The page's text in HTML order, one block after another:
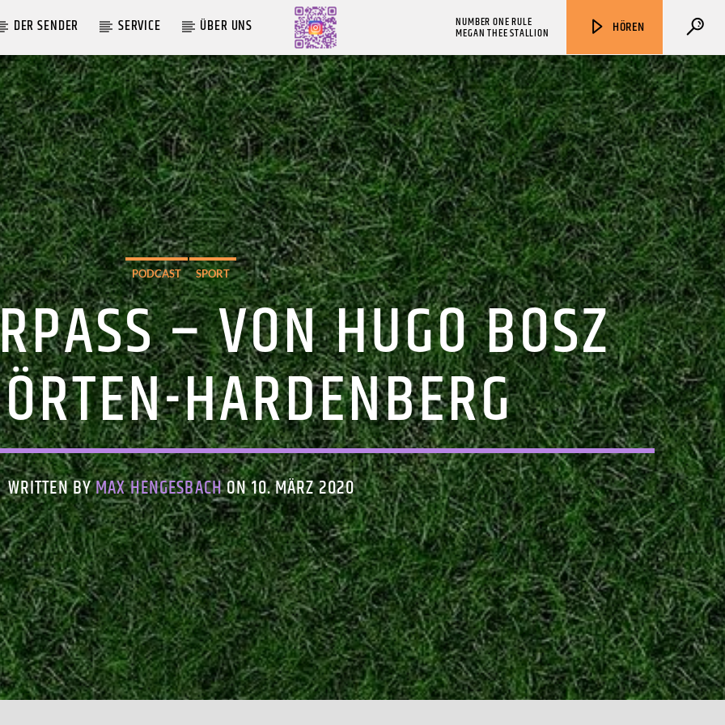
DER SENDER SERVICE ÜBER UNS HÖREN
NUMBER ONE RULE
MEGAN THEE STALLION
AKTUELLE SENDUNG
MOEBIUS
19:00 24:00
ZU HÖREN IN
Münster90,9 MHz
Steinfurt103,9 MHz
PODCAST SPORT
– VON HUGO BOSZ
HARDENBERG
WRITTEN BYMAX HENGESBACHON 10. MÄRZ 2020